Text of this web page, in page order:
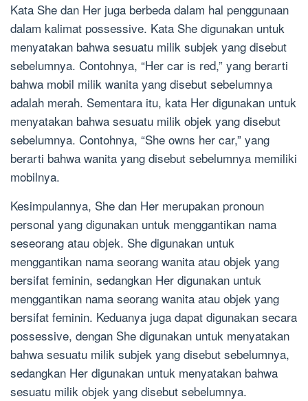
Kata She dan Her juga berbeda dalam hal penggunaan
dalam kalimat possessive. Kata She digunakan untuk
menyatakan bahwa sesuatu milik subjek yang disebut
sebelumnya. Contohnya, “Her car is red,” yang berarti
bahwa mobil milik wanita yang disebut sebelumnya
adalah merah. Sementara itu, kata Her digunakan untuk
menyatakan bahwa sesuatu milik objek yang disebut
sebelumnya. Contohnya, “She owns her car,” yang
berarti bahwa wanita yang disebut sebelumnya memiliki
mobilnya.
Kesimpulannya, She dan Her merupakan pronoun
personal yang digunakan untuk menggantikan nama
seseorang atau objek. She digunakan untuk
menggantikan nama seorang wanita atau objek yang
bersifat feminin, sedangkan Her digunakan untuk
menggantikan nama seorang wanita atau objek yang
bersifat feminin. Keduanya juga dapat digunakan secara
possessive, dengan She digunakan untuk menyatakan
bahwa sesuatu milik subjek yang disebut sebelumnya,
sedangkan Her digunakan untuk menyatakan bahwa
sesuatu milik objek yang disebut sebelumnya.